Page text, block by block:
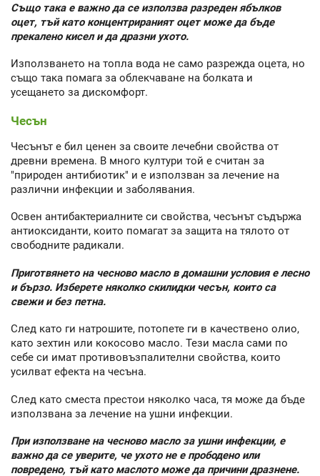
Също така е важно да се използва разреден ябълков
оцет, тъй като концентрираният оцет може да бъде
прекалено кисел и да дразни ухото.
Използването на топла вода не само разрежда оцета, но
също така помага за облекчаване на болката и
усещането за дискомфорт.
Чесън
Чесънът е бил ценен за своите лечебни свойства от
древни времена. В много култури той е считан за
"природен антибиотик" и е използван за лечение на
различни инфекции и заболявания.
Освен антибактериалните си свойства, чесънът съдържа
антиоксиданти, които помагат за защита на тялото от
свободните радикали.
Приготвянето на чесново масло в домашни условия е лесно
и бързо. Изберете няколко скилидки чесън, които са
свежи и без петна.
След като ги натрошите, потопете ги в качествено олио,
като зехтин или кокосово масло. Тези масла сами по
себе си имат противовъзпалителни свойства, които
усилват ефекта на чесъна.
След като сместа престои няколко часа, тя може да бъде
използвана за лечение на ушни инфекции.
При използване на чесново масло за ушни инфекции, е
важно да се уверите, че ухото не е прободено или
повредено, тъй като маслото може да причини дразнене.